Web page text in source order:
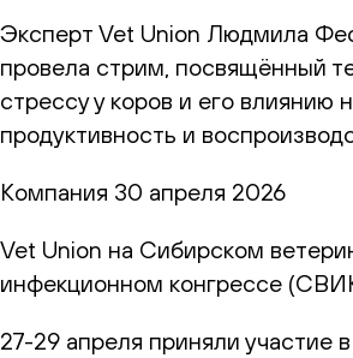
Эксперт Vet Union Людмила
провела стрим, посвящённый
стрессу у коров и его влиянию
продуктивность и
Компания 30 апреля 2026
Vet Union на Сибирском
инфекционном конгрессе
27-29 апреля приняли